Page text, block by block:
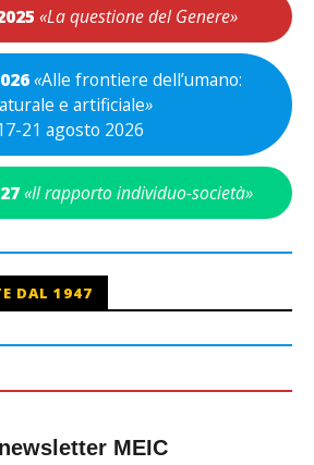
«La questione del Genere»
«Alle frontiere dell’umano:
e artificiale»
21 agosto 2026
«Il rapporto individuo-società»
DAL 1947
MEIC